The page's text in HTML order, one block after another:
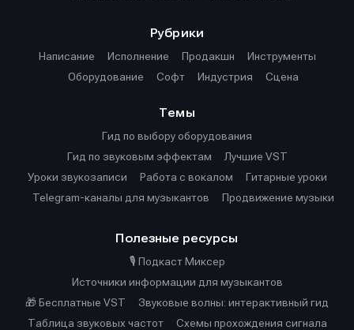
Рубрики
Написание
Исполнение Продакшн
Инструменты
Оборудование
Софт Индустрия Сцена
Темы
Гид по выбору оборудования
Гид по звуковым эффектам
Лучшие VST
Уроки звукозаписи
Работа с вокалом
Гитарные уроки
Telegram-каналы для музыкантов
Продвижение музыки
Полезные ресурсы
🎙️ Подкаст Миксер
Источники информации для музыкантов
🎁 Бесплатные VST
Звуковые волны: интерактивный гид
Таблица звуковых частот
Cхемы прохождения сигнала